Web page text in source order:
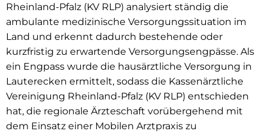
Rheinland-Pfalz (KV RLP) analysiert ständig die
ambulante medizinische Versorgungssituation im
Land und erkennt dadurch bestehende oder
kurzfristig zu erwartende Versorgungsengpässe. Als
ein Engpass wurde die hausärztliche Versorgung in
Lauterecken ermittelt, sodass die Kassenärztliche
Vereinigung Rheinland-Pfalz (KV RLP) entschieden
hat, die regionale Ärzteschaft vorübergehend mit
dem Einsatz einer Mobilen Arztpraxis zu